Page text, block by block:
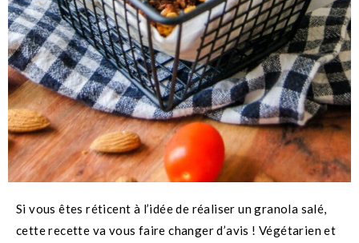
Si vous êtes réticent à l’idée de réaliser un granola salé,
cette recette va vous faire changer d’avis ! Végétarien et